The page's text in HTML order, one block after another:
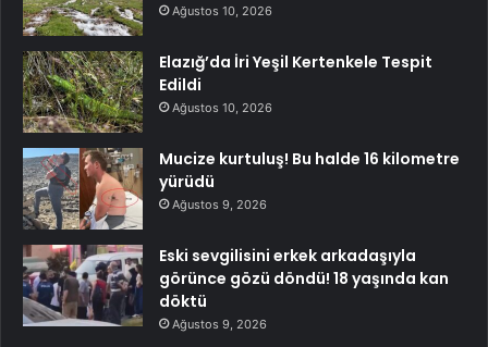
Ağustos 10, 2026
Elazığ’da İri Yeşil Kertenkele Tespit
Edildi
Ağustos 10, 2026
Mucize kurtuluş! Bu halde 16 kilometre
yürüdü
Ağustos 9, 2026
Eski sevgilisini erkek arkadaşıyla
görünce gözü döndü! 18 yaşında kan
döktü
Ağustos 9, 2026